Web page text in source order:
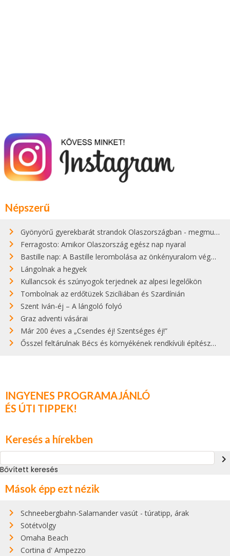
Népszerű
Gyönyörű gyerekbarát strandok Olaszországban - megmutatjuk a 15 legjobbat
Ferragosto: Amikor Olaszország egész nap nyaral
Bastille nap: A Bastille lerombolása az önkényuralom végét jelentette
Lángolnak a hegyek
Kullancsok és szúnyogok terjednek az alpesi legelőkön
Tombolnak az erdőtüzek Szicíliában és Szardínián
Szent Iván-éj – A lángoló folyó
Graz adventi vásárai
Már 200 éves a „Csendes éj! Szentséges éj!”
Ősszel feltárulnak Bécs és környékének rendkívüli építészeti kincsei
INGYENES PROGRAMAJÁNLÓ
ÉS ÚTI TIPPEK!
Keresés a hírekben
navigate_next
Bővített keresés
Mások épp ezt nézik
Schneebergbahn-Salamander vasút - túratipp, árak
Sötétvölgy
Omaha Beach
Cortina d' Ampezzo